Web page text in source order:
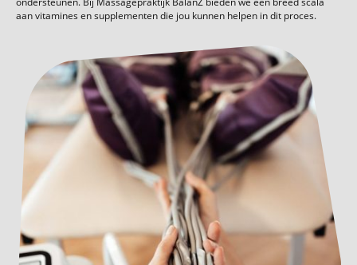
aan vitamines en supplementen die jou kunnen helpen in dit proces.